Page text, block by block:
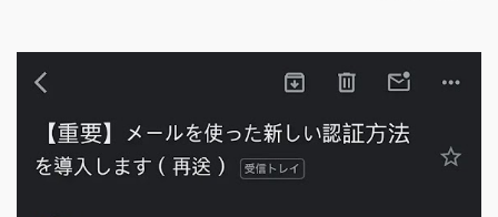
うです。 このオプションを解除して、他のセル（取り消し線の書
式がないセル）をコピーしてから、もう一度入力してみます。 今
度は大丈夫です。 Mac の場合、画面上部にあるメニューの
「Excel」をクリックして環境設定を開きます（「command + ,
（カンマ）」 でも開きます）。 「編集」を開きます。 「編集オプ